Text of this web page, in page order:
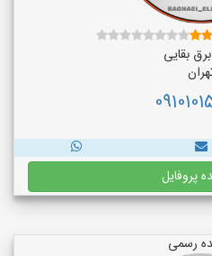
بقایی
پروفایل
رسمی